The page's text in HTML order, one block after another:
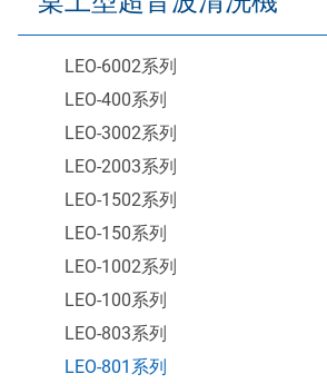
LEO-6002系列
LEO-400系列
LEO-3002系列
LEO-2003系列
LEO-1502系列
LEO-150系列
LEO-1002系列
LEO-100系列
LEO-803系列
LEO-801系列